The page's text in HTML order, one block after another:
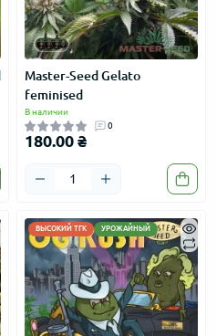
Master-Seed Gelato
feminised
В наличии
0
180.00 ₴
ВЫСОКИЙ ТГК УРОЖАЙНЫЙ